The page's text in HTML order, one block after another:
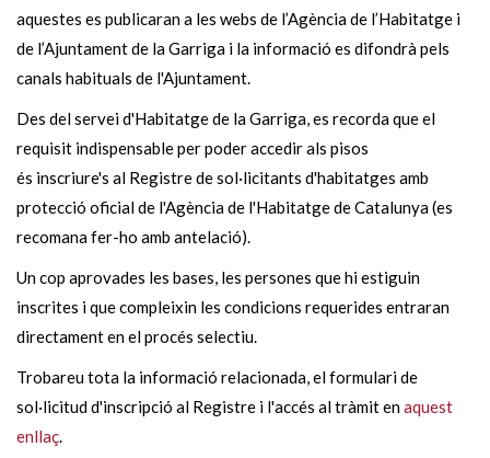
aquestes es publicaran a les webs de l’Agència de l’Habitatge i
de l’Ajuntament de la Garriga i la informació es difondrà pels
canals habituals de l'Ajuntament.
Des del servei d'Habitatge de la Garriga, es recorda que el
requisit indispensable per poder accedir als pisos
és inscriure's al Registre de sol·licitants d'habitatges amb
protecció oficial de l'Agència de l'Habitatge de Catalunya (es
recomana fer-ho amb antelació).
Un cop aprovades les bases, les persones que hi estiguin
inscrites i que compleixin les condicions requerides entraran
directament en el procés selectiu.
Trobareu tota la informació relacionada, el formulari de
sol·licitud d'inscripció al Registre i l'accés al tràmit enaquest
enllaç.